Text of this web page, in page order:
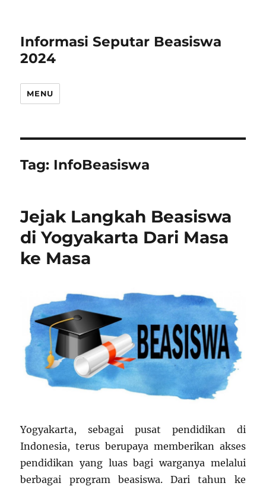
Informasi Seputar Beasiswa
2024
MENU
Tag: InfoBeasiswa
Jejak Langkah Beasiswa
di Yogyakarta Dari Masa
ke Masa
Yogyakarta, sebagai pusat pendidikan di
Indonesia, terus berupaya memberikan akses
pendidikan yang luas bagi warganya melalui
berbagai program beasiswa. Dari tahun ke